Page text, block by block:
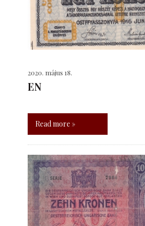
2020. május 18.
EN
Read more »